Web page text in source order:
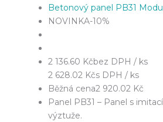
Betonový panel PB31
NOVINKA-10%
2 136.60 Kčbez DPH / ks
2 628.02 Kčs DPH / ks
Běžná cena2 920.02 Kč
Panel PB31 – Panel s
výztuže.